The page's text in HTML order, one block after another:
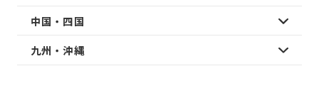
中国・四国
九州・沖縄